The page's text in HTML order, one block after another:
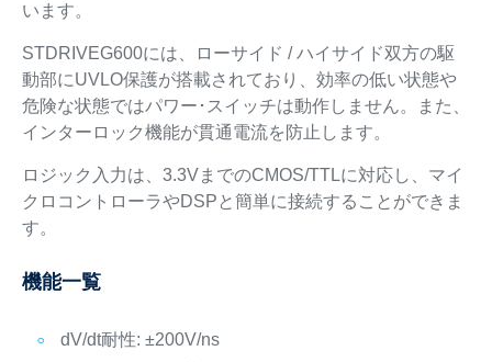
います。
STDRIVEG600には、ローサイド / ハイサイド双方の駆
動部にUVLO保護が搭載されており、効率の低い状態や
危険な状態ではパワー･スイッチは動作しません。また、
インターロック機能が貫通電流を防止します。
ロジック入力は、3.3VまでのCMOS/TTLに対応し、マイ
クロコントローラやDSPと簡単に接続することができま
す。
機能一覧
dV/dt耐性: ±200V/ns